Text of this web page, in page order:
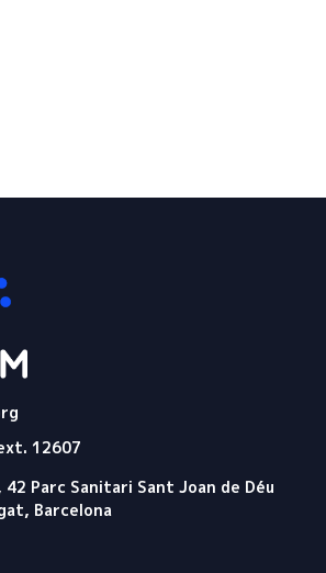
12607
Parc Sanitari Sant Joan de Déu
Barcelona